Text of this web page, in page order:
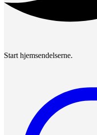
Start hjemsendelserne.